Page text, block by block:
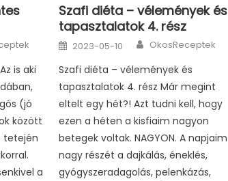
is aki
(jó
között
tetején
a
Szafi diéta – vélemények és
tapasztalatok 4. rész
Posted
on
2023-05-10 Author
OkosReceptek
Szafi diéta – vélemények és
tapasztalatok 4. rész Már megint
eltelt egy hét?! Azt tudni kell, hogy
ezen a héten a kisfiaim nagyon
betegek voltak. NAGYON. A napjaim
nagy részét a dajkálás, éneklés,
gyógyszeradagolás, pelenkázás,